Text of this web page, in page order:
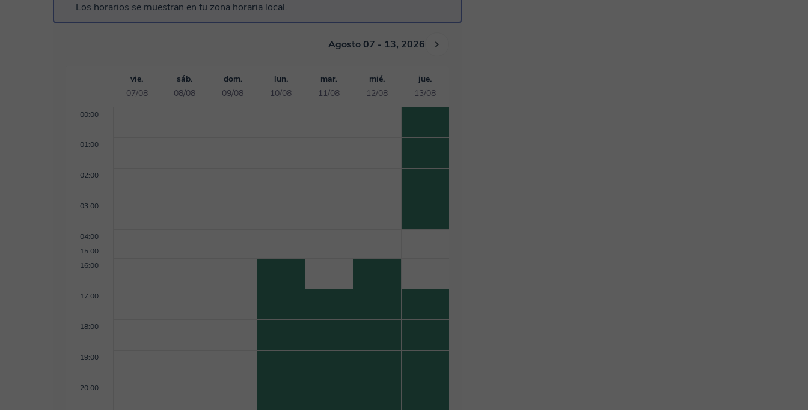
Los horarios se muestran en tu zona horaria local.
Agosto 07 - 13, 2026
vie.
07/08
sáb.
08/08
dom.
09/08
lun.
10/08
mar.
11/08
mié.
12/08
jue.
13/08
00:00
01:00
02:00
03:00
04:00
15:00
16:00
17:00
18:00
19:00
20:00